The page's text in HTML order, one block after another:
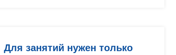
Для занятий нужен только